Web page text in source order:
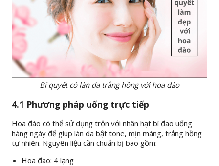
Bí quyết có làn da trắng hồng với hoa đào
4.1 Phương pháp uống trực tiếp
Hoa đào có thể sử dụng trộn với nhân hạt bí đao uống
hàng ngày để giúp làn da bật tone, mịn màng, trắng hồng
tự nhiên. Nguyên liệu cần chuẩn bị bao gồm:
Hoa đào: 4 lạng